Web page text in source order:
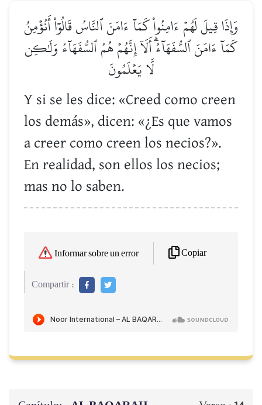
وَإِذَا قِيلَ لَهُمۡ ءَامِنُواْ كَمَآ ءَامَنَ ٱلنَّاسُ قَالُوٓاْ أَنُؤۡمِنُ
كَمَآ ءَامَنَ ٱلسُّفَهَآءُۗ أَلَآ إِنَّهُمۡ هُمُ ٱلسُّفَهَآءُ وَلَٰكِن
لَّا يَعۡلَمُونَ
Y si se les dice: «Creed como creen
los demás», dicen: «¿Es que vamos
a creer como creen los necios?».
En realidad, son ellos los necios;
mas no lo saben.
Informar sobre un error Copiar
Compartir :